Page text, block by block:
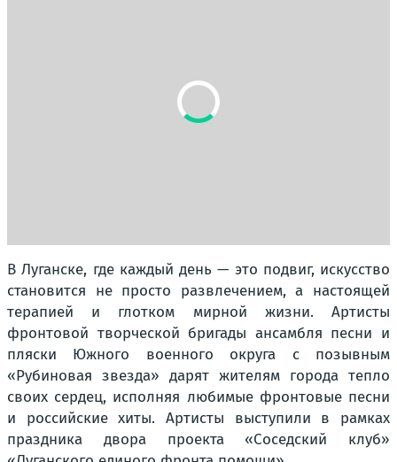
В Луганске, где каждый день — это подвиг, искусство
становится не просто развлечением, а настоящей
терапией и глотком мирной жизни. Артисты
фронтовой творческой бригады ансамбля песни и
пляски Южного военного округа с позывным
«Рубиновая звезда» дарят жителям города тепло
своих сердец, исполняя любимые фронтовые песни
и российские хиты. Артисты выступили в рамках
праздника двора проекта «Соседский клуб»